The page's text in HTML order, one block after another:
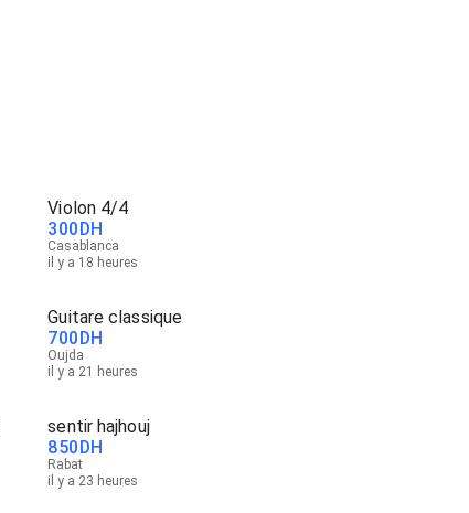
Violon 4/4
300DH
Casablanca
il y a 18 heures
Guitare classique
700DH
Oujda
il y a 21 heures
sentir hajhouj
850DH
Rabat
il y a 23 heures